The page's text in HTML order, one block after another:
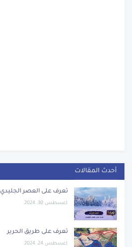
أحدث المقالات
تعرف على العصر الجليدي
اغسطس 30, 2024
تعرف على طريق الحرير
اغسطس 24, 2024